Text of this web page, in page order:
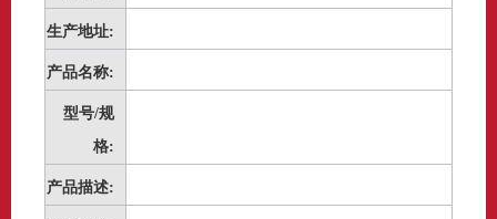
生产地址:
产品名称:
型号/规
格:
产品描述: